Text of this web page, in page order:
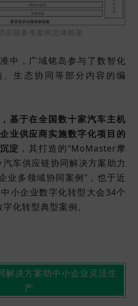
应链参考架构总体框架
中，广域铭岛参与了数智化
生态协同等部分内容的编
基于在全国数十家汽车主机
业供应商实施数字化项目的
淀 ，其打造的“MoMaster摩
车供应链协同解决方案助力
业多领域协同案例”，也于近
小企业数字化转型大会34个
化转型典型案例。
解决方案助中小企业灵活生
产